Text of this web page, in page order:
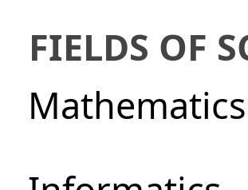
FIELDS OF
Mathematics